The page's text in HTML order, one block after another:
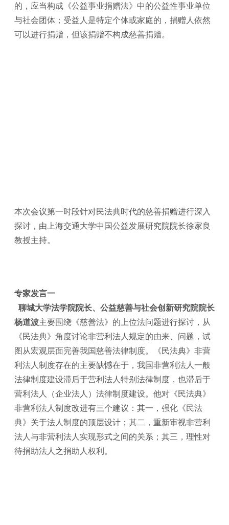
的，应当构成《公益事业捐赠法》中的公益性事业单位
与社会团体；受益人是特定个体或家庭的，捐赠人依然
可以进行捐赠，但该捐赠不构成慈善捐赠。
本次会议第一时段针对民法典时代的慈善捐赠进行深入
探讨，由上海交通大学中国公益发展研究院院长徐家良
教授主持。
专家发言一
聊城大学法学院院长、公益慈善与社会创新研究院院长
杨道波主要围绕《慈善法》的上位法问题进行探讨，从
《民法典》角度讨论非营利法人规定的由来、问题，试
图从宏观层面完善我国慈善法律制度。《民法典》非营
利法人制度存在的主要缺憾在于，我国非营利法人一般
法律制度建设滞后于营利法人特别法律制度，也滞后于
营利法人（企业法人）法律制度建设。他对《民法典》
非营利法人制度改进有三个建议：其一，强化《民法
典》关于法人制度的顶层设计；其二，重新审视非营利
法人与非营利法人实现形式之间的关系；其三，理性对
待捐助法人之捐助人权利。